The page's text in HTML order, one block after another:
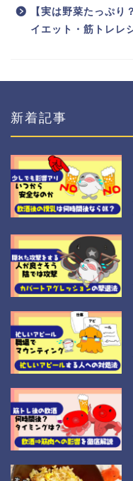
【実は野菜たっぷ
イエット・筋トレ
新着記事